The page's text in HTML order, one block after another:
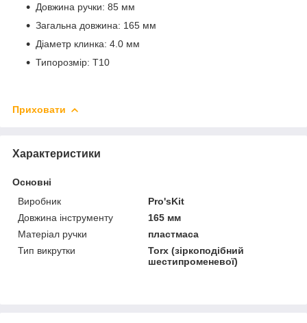
Довжина ручки: 85 мм
Загальна довжина: 165 мм
Діаметр клинка: 4.0 мм
Типорозмір: T10
Приховати
Характеристики
Основні
Виробник
Pro'sKit
Довжина інструменту
165 мм
Матеріал ручки
пластмаса
Тип викрутки
Torx (зіркоподібний
шестипроменевої)